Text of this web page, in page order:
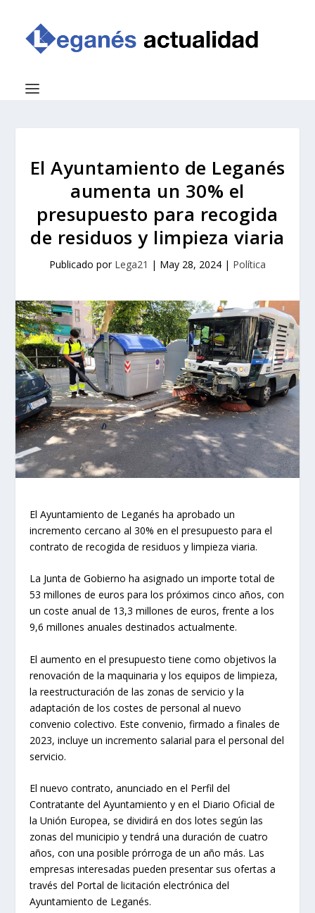
El Ayuntamiento de Leganés
aumenta un 30% el
presupuesto para recogida
de residuos y limpieza viaria
Publicado por Lega21 | May 28, 2024 | Política
El Ayuntamiento de Leganés ha aprobado un
incremento cercano al 30% en el presupuesto para el
contrato de recogida de residuos y limpieza viaria.
La Junta de Gobierno ha asignado un importe total de
53 millones de euros para los próximos cinco años, con
un coste anual de 13,3 millones de euros, frente a los
9,6 millones anuales destinados actualmente.
El aumento en el presupuesto tiene como objetivos la
renovación de la maquinaria y los equipos de limpieza,
la reestructuración de las zonas de servicio y la
adaptación de los costes de personal al nuevo
convenio colectivo. Este convenio, firmado a finales de
2023, incluye un incremento salarial para el personal del
servicio.
El nuevo contrato, anunciado en el Perfil del
Contratante del Ayuntamiento y en el Diario Oficial de
la Unión Europea, se dividirá en dos lotes según las
zonas del municipio y tendrá una duración de cuatro
años, con una posible prórroga de un año más. Las
empresas interesadas pueden presentar sus ofertas a
través del Portal de licitación electrónica del
Ayuntamiento de Leganés.